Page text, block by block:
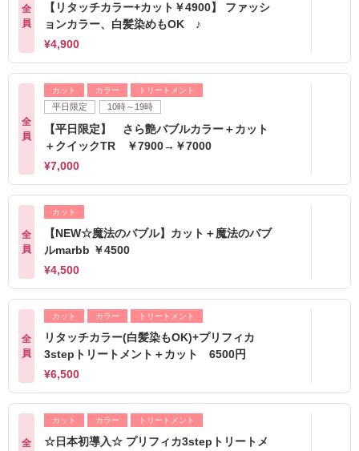
全
員
【リタッチカラー+カット￥4900】 ファッシ
ョンカラー、白髪染めもOK ♪
¥4,900
全
員
カット カラー トリートメント
平日限定 10時～19時
【平日限定】 さら艶バブルカラー＋カット
＋クイックTR ￥7900→￥7000
¥7,000
全
員
カット
【NEW☆魔法のバブル】カット＋魔法のバブ
ルmarbb ￥4500
¥4,500
全
員
カット カラー トリートメント
リタッチカラー(白髪染もOK)+プリフィカ
3stepトリートメント＋カット 6500円
¥6,500
全
カット カラー トリートメント
☆日本初導入☆ プリフィカ3stepトリートメ